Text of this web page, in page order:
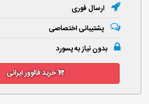
ارسال فوری
پشتیبانی اختصاصی
بدون نیاز به پسورد
خرید فالوور ایرانی